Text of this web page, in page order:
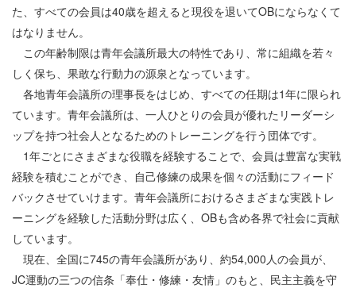
た、すべての会員は40歳を超えると現役を退いてOBにならなくて
はなりません。
この年齢制限は青年会議所最大の特性であり、常に組織を若々
しく保ち、果敢な行動力の源泉となっています。
各地青年会議所の理事長をはじめ、すべての任期は1年に限られ
ています。青年会議所は、一人ひとりの会員が優れたリーダーシ
ップを持つ社会人となるためのトレーニングを行う団体です。
1年ごとにさまざまな役職を経験することで、会員は豊富な実戦
経験を積むことができ、自己修練の成果を個々の活動にフィード
バックさせていけます。青年会議所におけるさまざまな実践トレ
ーニングを経験した活動分野は広く、OBも含め各界で社会に貢献
しています。
現在、全国に745の青年会議所があり、約54,000人の会員が、
JC運動の三つの信条「奉仕・修練・友情」のもと、民主主義を守